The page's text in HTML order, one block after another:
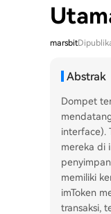
marsbit
Abstrak
Dompet
interface).
mereka di
memiliki
imToken
transaksi,